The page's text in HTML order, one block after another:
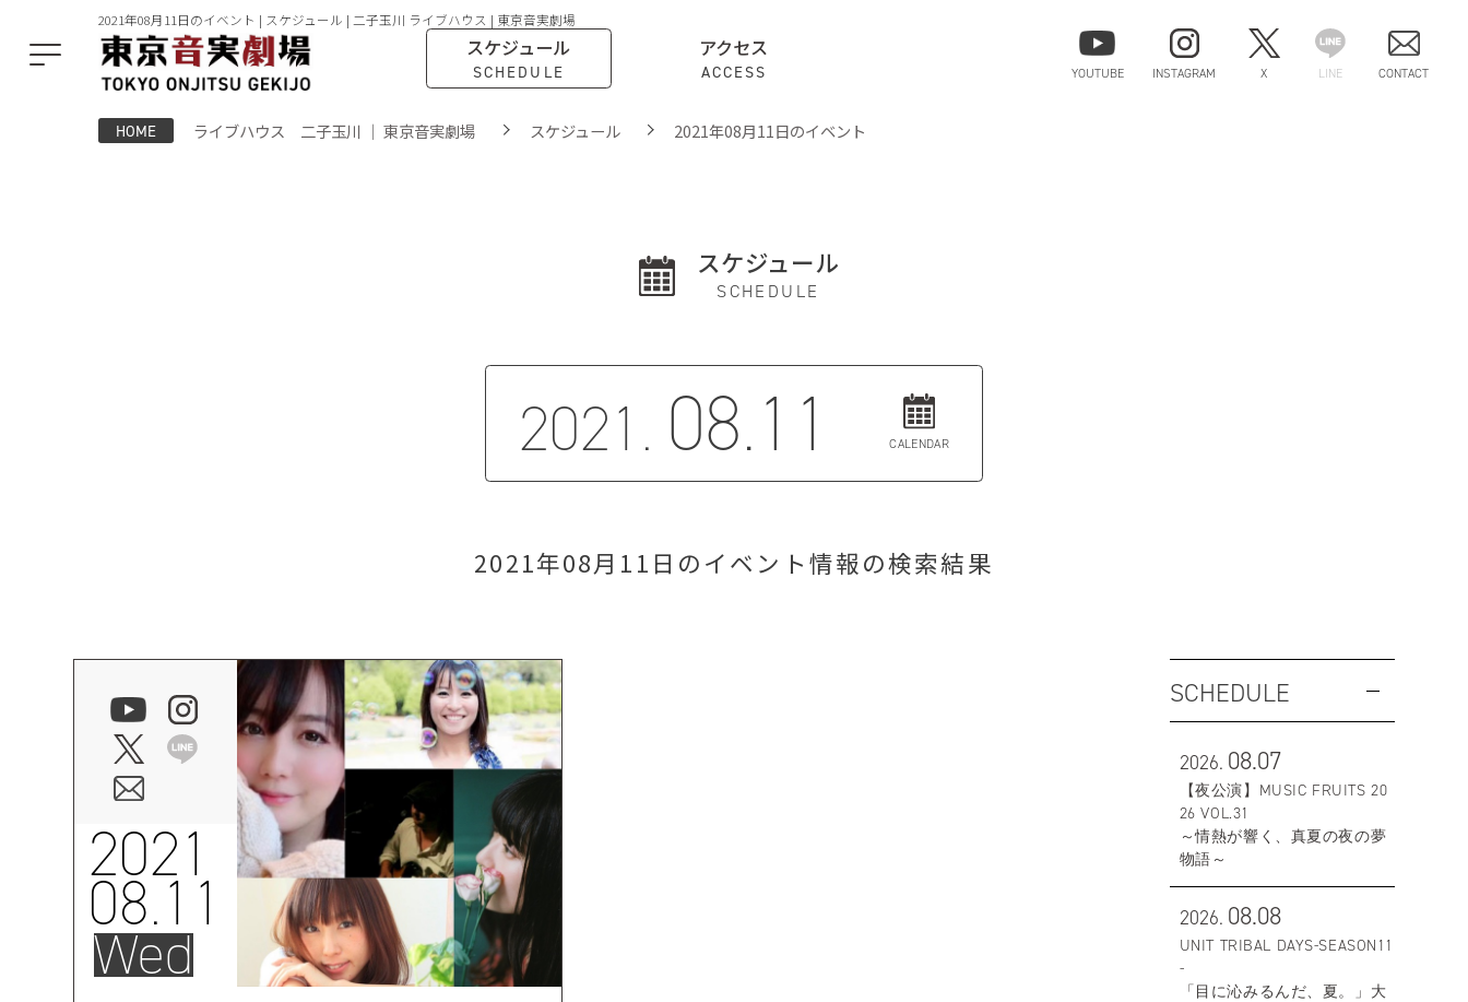
2021年08月11日のイベント | スケジュール | 二子玉川 ライブハウス | 東京音実劇場
スケジュール
SCHEDULE
アクセス
ACCESS YOUTUBE INSTAGRAM X LINE CONTACT
HOME ライブハウス 二子玉川 ｜ 東京音実劇場 スケジュール 2021年08月11日のイベント
スケジュール
SCHEDULE
2021. 08.11 CALENDAR
2021年08月11日のイベント情報の検索結果
2021
08.11
Wed
SCHEDULE
2026. 08.07
【夜公演】MUSIC FRUITS 20
26 VOL.31
～情熱が響く、真夏の夜の夢
物語～
2026. 08.08
UNIT TRIBAL DAYS-SEASON11
-
「目に沁みるんだ、夏。」大